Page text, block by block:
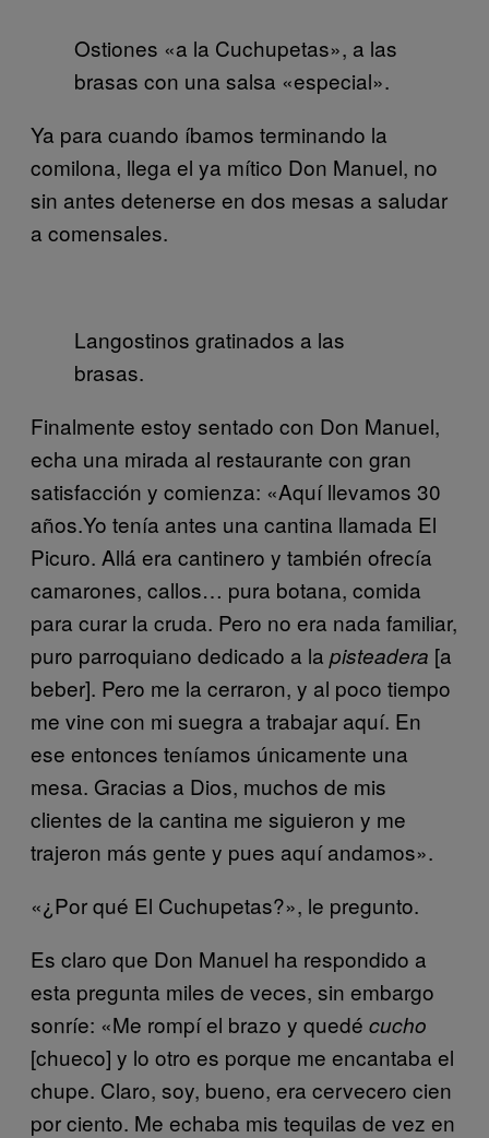
Ostiones «a la Cuchupetas», a las
brasas con una salsa «especial».
Ya para cuando íbamos terminando la
comilona, llega el ya mítico Don Manuel, no
sin antes detenerse en dos mesas a saludar
a comensales.
Langostinos gratinados a las
brasas.
Finalmente estoy sentado con Don Manuel,
echa una mirada al restaurante con gran
satisfacción y comienza: «Aquí llevamos 30
años.Yo tenía antes una cantina llamada El
Picuro. Allá era cantinero y también ofrecía
camarones, callos… pura botana, comida
para curar la cruda. Pero no era nada familiar,
puro parroquiano dedicado a la pisteadera [a
beber]. Pero me la cerraron, y al poco tiempo
me vine con mi suegra a trabajar aquí. En
ese entonces teníamos únicamente una
mesa. Gracias a Dios, muchos de mis
clientes de la cantina me siguieron y me
trajeron más gente y pues aquí andamos».
«¿Por qué El Cuchupetas?», le pregunto.
Es claro que Don Manuel ha respondido a
esta pregunta miles de veces, sin embargo
sonríe: «Me rompí el brazo y quedé cucho
[chueco] y lo otro es porque me encantaba el
chupe. Claro, soy, bueno, era cervecero cien
por ciento. Me echaba mis tequilas de vez en